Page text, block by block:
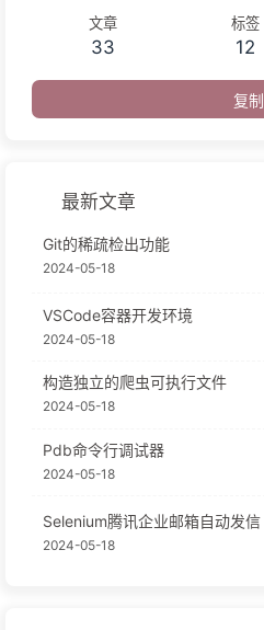
文章
33
标签
12
复
最新文章
Git的稀疏检出功能
2024-05-18
VSCode容器开发环境
2024-05-18
构造独立的爬虫可执行文件
2024-05-18
Pdb命令行调试器
2024-05-18
Selenium腾讯企业邮箱自动发信
2024-05-18